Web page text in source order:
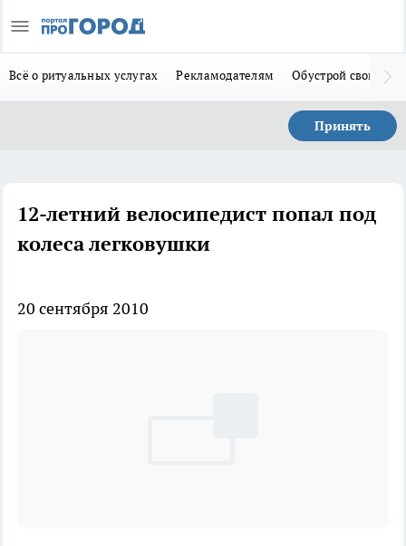
Всё о ритуальных услугах Рекламодателям Обустрой свой дом
Принять
12-летний велосипедист попал под
колеса легковушки
20 сентября 2010